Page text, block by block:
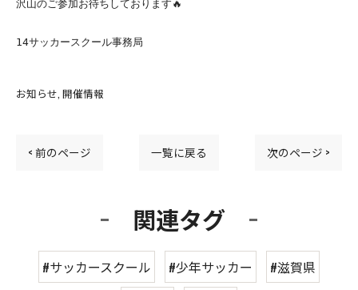
沢山のご参加お待ちしております🔥
14サッカースクール事務局
お知らせ 開催情報
< 前のページ 一覧に戻る 次のページ >
関連タグ
#サッカースクール #少年サッカー
#滋賀県